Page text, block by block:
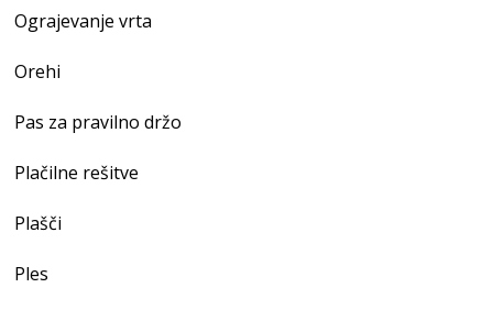
Ograjevanje vrta
Orehi
Pas za pravilno držo
Plačilne rešitve
Plašči
Ples